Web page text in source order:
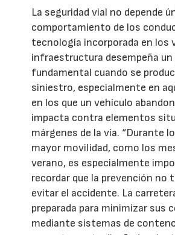
La seguridad vial no depende
comportamiento de los
tecnología incorporada en los
infraestructura desempeña un
fundamental cuando se
siniestro, especialmente en
en los que un vehículo
impacta contra elementos
márgenes de la vía. “Durante
mayor movilidad, como los
verano, es especialmente
recordar que la prevención no
evitar el accidente. La
preparada para minimizar sus
mediante sistemas de